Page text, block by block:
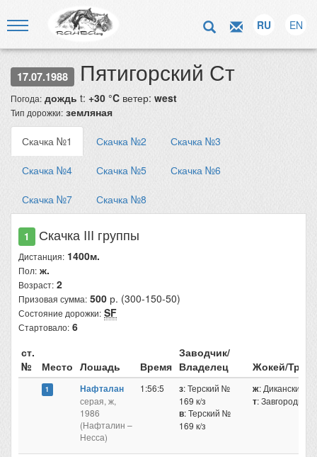
RU EN
17.07.1988 Пятигорский Ст
Погода: дождь t: +30 °C ветер: west
Тип дорожки: земляная
Скачка №1 Скачка №2 Скачка №3
Скачка №4 Скачка №5 Скачка №6
Скачка №7 Скачка №8
1 Скачка III группы
Дистанция: 1400м.
Пол: ж.
Возраст: 2
Призовая сумма: 500 р. (300-150-50)
Состояние дорожки: SF
Стартовало: 6
ст.
№
Место Лошадь Время
Заводчик/
Владелец
Жокей/
Нафталан
серая, ж,
1986
(Нафталин –
Несса)
1:56:5 з: Терский №
169 к/з
в: Терский №
169 к/з
ж: Диканский
т: